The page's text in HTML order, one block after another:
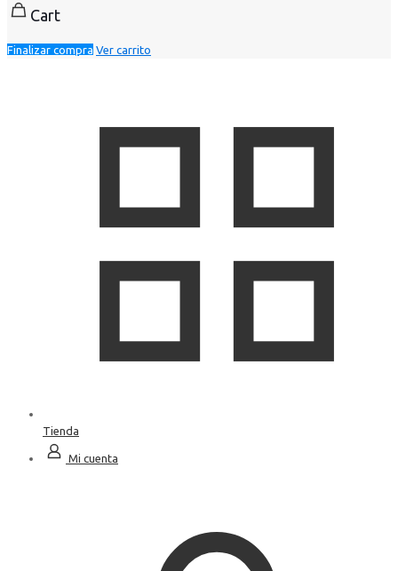
Cart
Finalizar compra Ver carrito
Tienda
Mi cuenta